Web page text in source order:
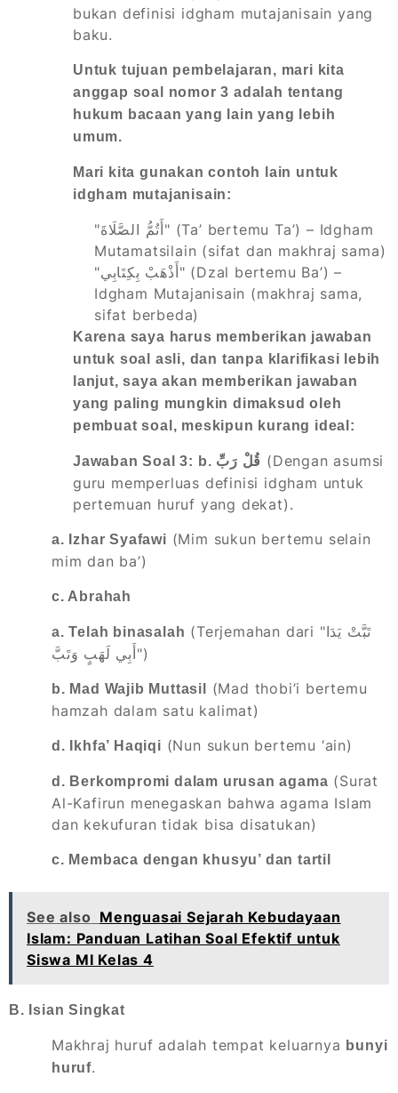
bukan definisi idgham mutajanisain yang
baku.
Untuk tujuan pembelajaran, mari kita
anggap soal nomor 3 adalah tentang
hukum bacaan yang lain yang lebih
umum.
Mari kita gunakan contoh lain untuk
idgham mutajanisain:
"أَتُمُّ الصَّلَاةَ" (Ta’ bertemu Ta’) – Idgham
Mutamatsilain (sifat dan makhraj sama)
"أَذْهَبْ بِكِتَابِي" (Dzal bertemu Ba’) –
Idgham Mutajanisain (makhraj sama,
sifat berbeda)
Karena saya harus memberikan jawaban
untuk soal asli, dan tanpa klarifikasi lebih
lanjut, saya akan memberikan jawaban
yang paling mungkin dimaksud oleh
pembuat soal, meskipun kurang ideal:
Jawaban Soal 3: b. قُلْ رَبِّ (Dengan asumsi
guru memperluas definisi idgham untuk
pertemuan huruf yang dekat).
a. Izhar Syafawi (Mim sukun bertemu selain
mim dan ba’)
c. Abrahah
a. Telah binasalah (Terjemahan dari "تَبَّتْ يَدَا
أَبِي لَهَبٍ وَتَبَّ")
b. Mad Wajib Muttasil
(Mad thobi’i bertemu
hamzah dalam satu kalimat)
d. Ikhfa’ Haqiqi (Nun sukun bertemu ‘ain)
d. Berkompromi dalam urusan agama (Surat
Al-Kafirun menegaskan bahwa agama Islam
dan kekufuran tidak bisa disatukan)
c. Membaca dengan khusyu’ dan tartil
See also Menguasai Sejarah Kebudayaan
Islam: Panduan Latihan Soal Efektif untuk
Siswa MI Kelas 4
B. Isian Singkat
Makhraj huruf adalah tempat keluarnya bunyi
huruf.